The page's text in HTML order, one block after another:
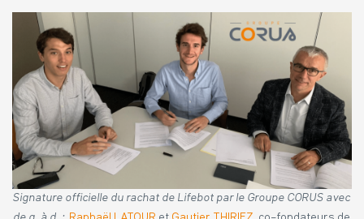
Signature officielle du rachat de Lifebot par le Groupe CORUS avec